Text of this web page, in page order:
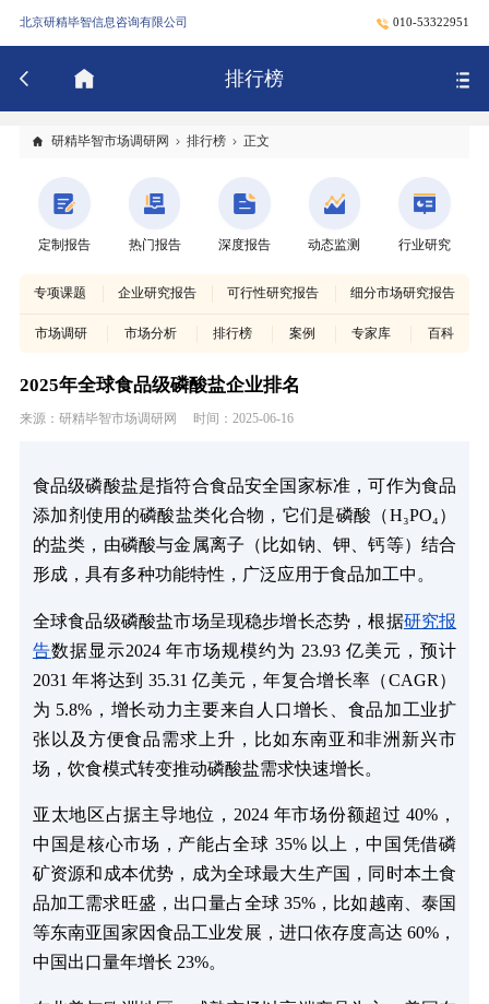
北京研精毕智信息咨询有限公司 010-53322951
排行榜
研精毕智市场调研网 排行榜 正文
定制报告 热门报告 深度报告 动态监测 行业研究
专项课题 企业研究报告 可行性研究报告 细分市场研究报告
市场调研 市场分析 排行榜 案例 专家库 百科
2025年全球食品级磷酸盐企业排名
来源：研精毕智市场调研网 时间：2025-06-16
食品级磷酸盐是指符合食品安全国家标准，可作为食品
添加剂使用的磷酸盐类化合物，它们是磷酸（H₃PO₄）
的盐类，由磷酸与金属离子（比如钠、钾、钙等）结合
形成，具有多种功能特性，广泛应用于食品加工中。
全球食品级磷酸盐市场呈现稳步增长态势，根据研究报
告数据显示2024 年市场规模约为 23.93 亿美元，预计
2031 年将达到 35.31 亿美元，年复合增长率（CAGR）
为 5.8%，增长动力主要来自人口增长、食品加工业扩
张以及方便食品需求上升，比如东南亚和非洲新兴市
场，饮食模式转变推动磷酸盐需求快速增长。
亚太地区占据主导地位，2024 年市场份额超过 40%，
中国是核心市场，产能占全球 35% 以上，中国凭借磷
矿资源和成本优势，成为全球最大生产国，同时本土食
品加工需求旺盛，出口量占全球 35%，比如越南、泰国
等东南亚国家因食品工业发展，进口依存度高达 60%，
中国出口量年增长 23%。